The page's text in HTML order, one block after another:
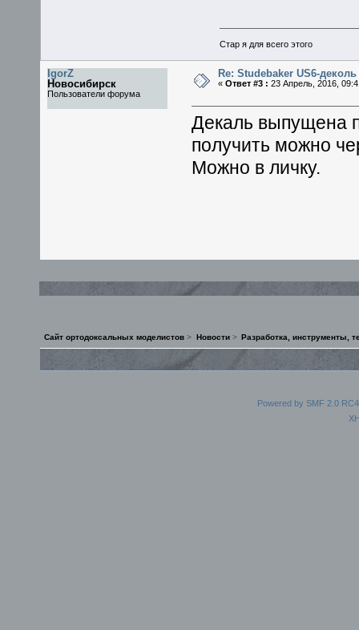
Стар я для всего этого
IgorZ
Новосибирск
Пользователи форума
Re: Studebaker US6-
« Ответ #3 : 23 Апрель, 2016,
Декаль выпущена
получить можно
Можно в личку.
Сайт ортодоксальных моделистов > Новости> Разработка, инструменты,
Powered by SMF 2.0 RC4